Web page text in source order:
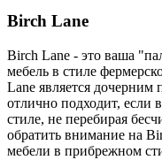
Birch Lane
Birch Lane - это ваша
мебель в стиле
Lane является дочерним
отлично подходит, если
стиле, не перебирая
обратить внимание на
мебели в прибрежном